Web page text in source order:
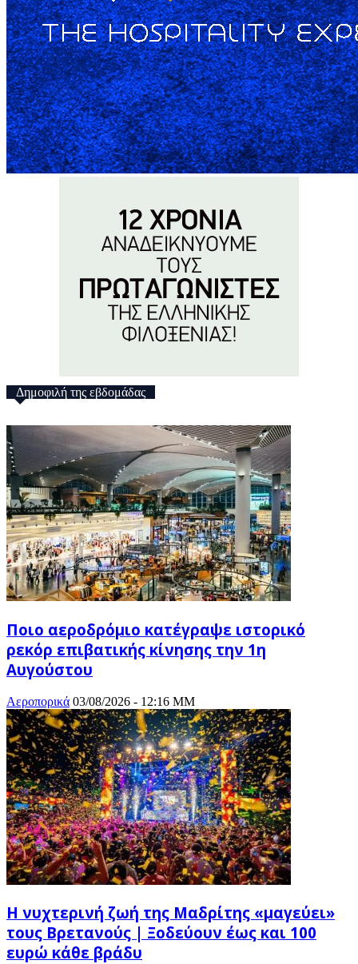
Δημοφιλή της εβδομάδας
Ποιο αεροδρόμιο κατέγραψε ιστορικό
ρεκόρ επιβατικής κίνησης την 1η
Αυγούστου
Αεροπορικά 03/08/2026 - 12:16 ΜΜ
Η νυχτερινή ζωή της Μαδρίτης «μαγεύει»
τους Βρετανούς | Ξοδεύουν έως και 100
ευρώ κάθε βράδυ